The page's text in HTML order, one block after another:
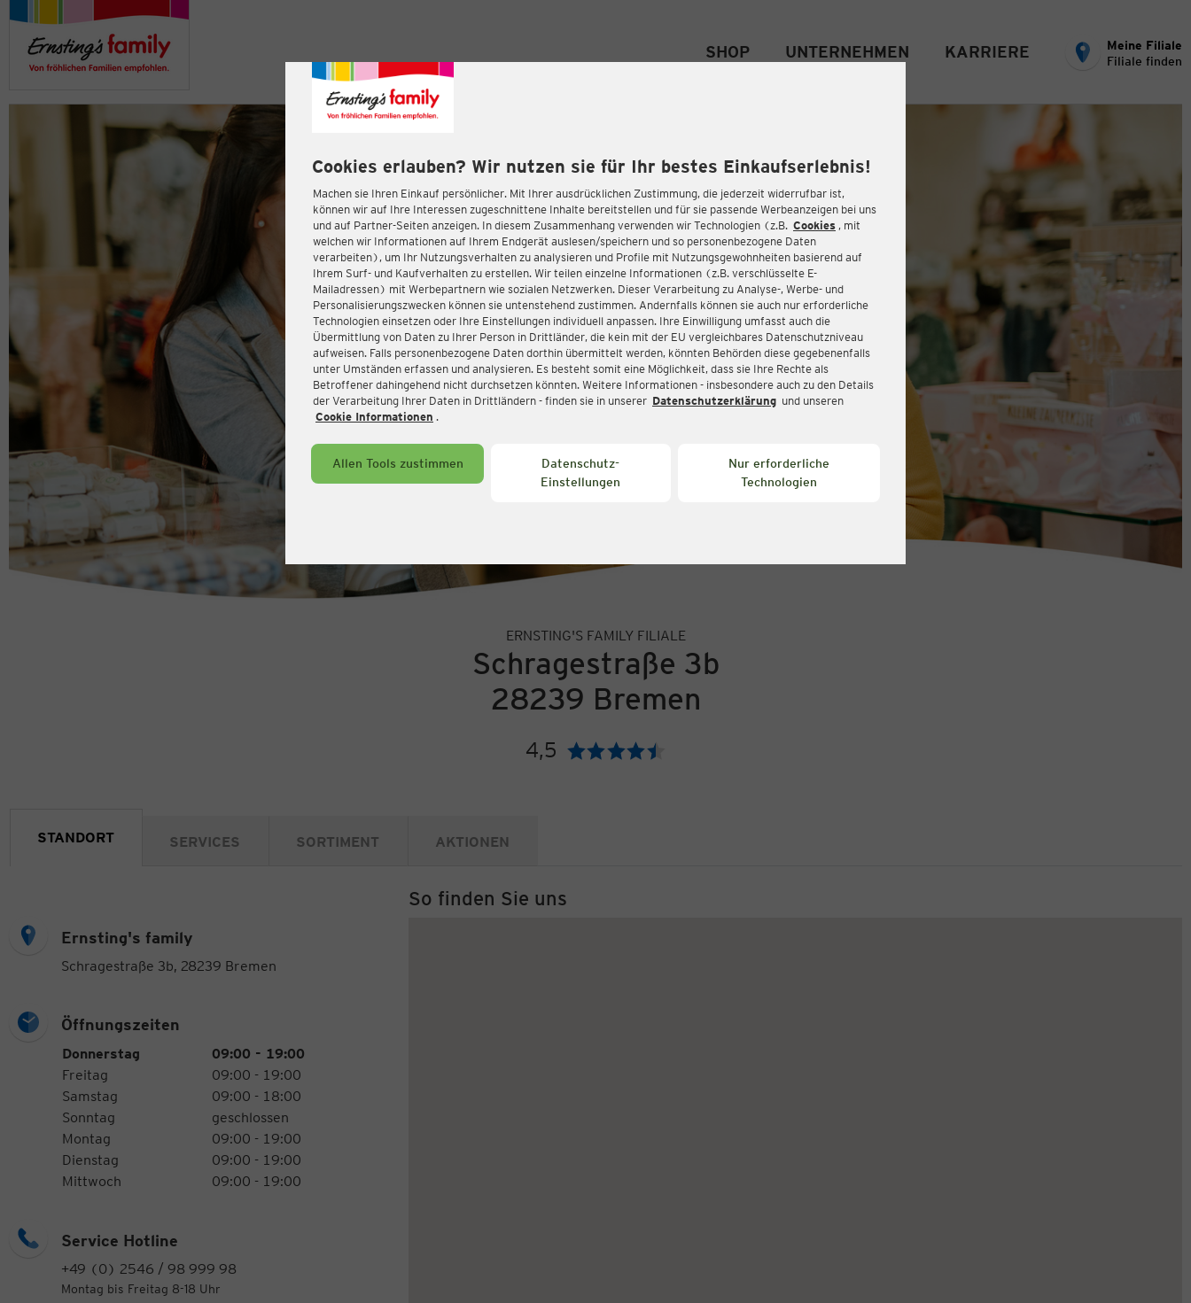
Cookies erlauben? Wir nutzen sie für Ihr bestes Einkaufserlebnis!
Machen sie Ihren Einkauf persönlicher. Mit Ihrer ausdrücklichen Zustimmung, die jederzeit widerrufbar ist,
können wir auf Ihre Interessen zugeschnittene Inhalte bereitstellen und für sie passende Werbeanzeigen bei uns
und auf Partner-Seiten anzeigen. In diesem Zusammenhang verwenden wir Technologien (z.B. Cookies , mit
welchen wir Informationen auf Ihrem Endgerät auslesen/speichern und so personenbezogene Daten
verarbeiten), um Ihr Nutzungsverhalten zu analysieren und Profile mit Nutzungsgewohnheiten basierend auf
Ihrem Surf- und Kaufverhalten zu erstellen. Wir teilen einzelne Informationen (z.B. verschlüsselte E-
Mailadressen) mit Werbepartnern wie sozialen Netzwerken. Dieser Verarbeitung zu Analyse-, Werbe- und
Personalisierungszwecken können sie untenstehend zustimmen. Andernfalls können sie auch nur erforderliche
Technologien einsetzen oder Ihre Einstellungen individuell anpassen. Ihre Einwilligung umfasst auch die
Übermittlung von Daten zu Ihrer Person in Drittländer, die kein mit der EU vergleichbares Datenschutzniveau
aufweisen. Falls personenbezogene Daten dorthin übermittelt werden, könnten Behörden diese gegebenenfalls
unter Umständen erfassen und analysieren. Es besteht somit eine Möglichkeit, dass sie Ihre Rechte als
Betroffener dahingehend nicht durchsetzen könnten. Weitere Informationen - insbesondere auch zu den Details
der Verarbeitung Ihrer Daten in Drittländern - finden sie in unserer Datenschutzerklärung und unseren
Cookie Informationen .
Allen Tools zustimmen
Datenschutz-
Einstellungen
Nur erforderliche
Technologien
SHOP UNTERNEHMEN KARRIERE
Meine Filiale
Filiale finden
ERNSTING'S FAMILY FILIALE
Schragestraße 3b
28239 Bremen
4,5 Bewertung:
STANDORT SERVICES SORTIMENT AKTIONEN
Ernsting's family
Schragestraße 3b, 28239 Bremen
Öffnungszeiten
Öffnungszeiten
WochentagUhrzeiten
Donnerstag
09:00 - 19:00
Freitag
09:00 - 19:00
Samstag
09:00 - 18:00
Sonntag
geschlossen
Montag
09:00 - 19:00
Dienstag
09:00 - 19:00
Mittwoch
09:00 - 19:00
Service Hotline
+49 (0) 2546 / 98 999 98
Montag bis Freitag 8-18 Uhr
So finden Sie uns